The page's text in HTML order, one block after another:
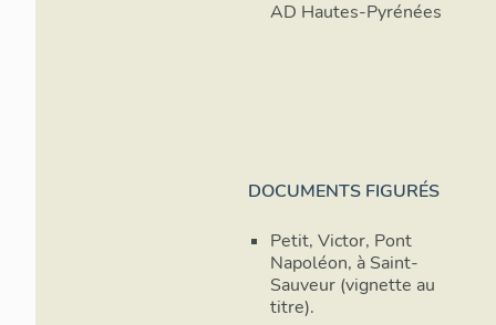
AD Hautes-Pyrénées
DOCUMENTS FIGURÉS
Petit, Victor, Pont
Napoléon, à Saint-
Sauveur (vignette au
titre).